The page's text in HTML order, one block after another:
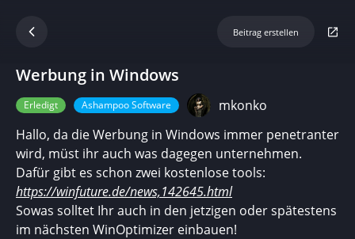
Beitrag erstellen
Werbung in Windows
Erledigt Ashampoo Software
mkonko
Hallo, da die Werbung in Windows immer penetranter
wird, müst ihr auch was dagegen unternehmen.
Dafür gibt es schon zwei kostenlose tools:
https://winfuture.de/news,142645.html
Sowas solltet Ihr auch in den jetzigen oder spätestens
im nächsten WinOptimizer einbauen!